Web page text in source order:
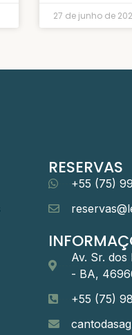
27 de junho de
RESERVAS
+55 (75)
Av. Sr. dos
- BA,
+55 (75)